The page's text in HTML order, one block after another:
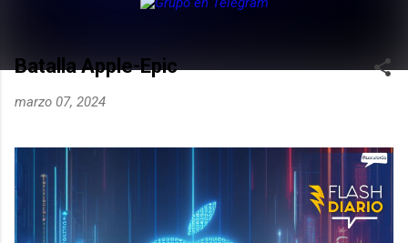
Batalla Apple-Epic
marzo 07, 2024